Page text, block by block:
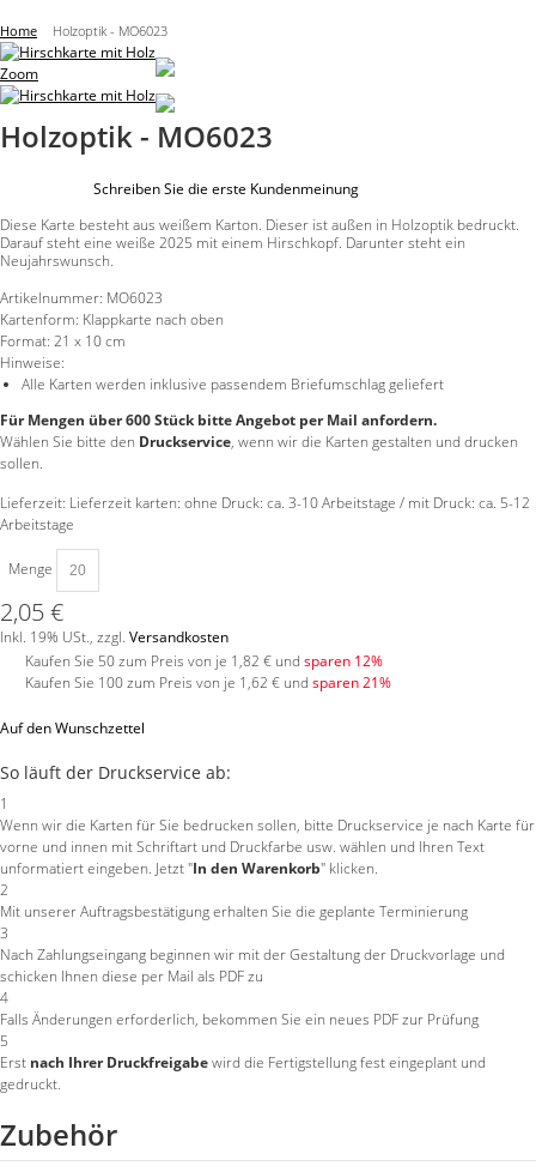
Home Holzoptik - MO6023
Zoom
Holzoptik - MO6023
Schreiben Sie die erste Kundenmeinung
Diese Karte besteht aus weißem Karton. Dieser ist außen in Holzoptik bedruckt.
Darauf steht eine weiße 2025 mit einem Hirschkopf. Darunter steht ein
Neujahrswunsch.
Artikelnummer: MO6023
Kartenform: Klappkarte nach oben
Format: 21 x 10 cm
Hinweise:
Alle Karten werden inklusive passendem Briefumschlag geliefert
Für Mengen über 600 Stück bitte Angebot per Mail anfordern.
Wählen Sie bitte den Druckservice, wenn wir die Karten gestalten und drucken
sollen.
Lieferzeit: Lieferzeit karten: ohne Druck: ca. 3-10 Arbeitstage / mit Druck: ca. 5-12
Arbeitstage
Menge
2,05 €
Inkl. 19% USt., zzgl. Versandkosten
Kaufen Sie 50 zum Preis von je 1,82 € und sparen 12%
Kaufen Sie 100 zum Preis von je 1,62 € und sparen21%
Auf den Wunschzettel
So läuft der Druckservice ab:
1
Wenn wir die Karten für Sie bedrucken sollen, bitte Druckservice je nach Karte für
vorne und innen mit Schriftart und Druckfarbe usw. wählen und Ihren Text
unformatiert eingeben. Jetzt "In den Warenkorb" klicken.
2
Mit unserer Auftragsbestätigung erhalten Sie die geplante Terminierung
3
Nach Zahlungseingang beginnen wir mit der Gestaltung der Druckvorlage und
schicken Ihnen diese per Mail als PDF zu
4
Falls Änderungen erforderlich, bekommen Sie ein neues PDF zur Prüfung
5
Erst nach Ihrer Druckfreigabewird die Fertigstellung fest eingeplant und
gedruckt.
Zubehör